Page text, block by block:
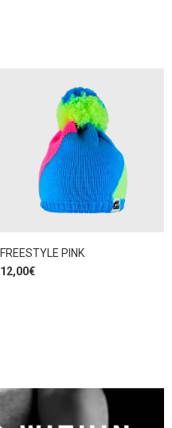
FREESTYLE PINK
12,00€